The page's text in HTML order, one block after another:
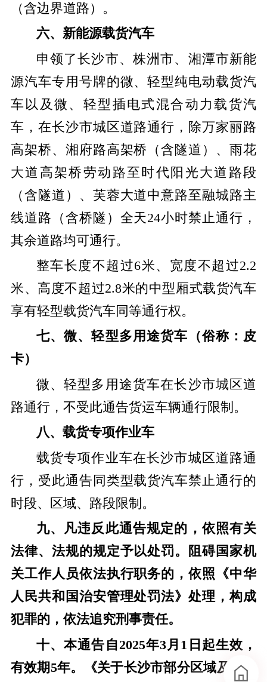
（含边界道路）。
六、新能源载货汽车
申领了长沙市、株洲市、湘潭市新能
源汽车专用号牌的微、轻型纯电动载货汽
车以及微、轻型插电式混合动力载货汽
车，在长沙市城区道路通行，除万家丽路
高架桥、湘府路高架桥（含隧道）、雨花
大道高架桥劳动路至时代阳光大道路段
（含隧道）、芙蓉大道中意路至融城路主
线道路（含桥隧）全天24小时禁止通行，
其余道路均可通行。
整车长度不超过6米、宽度不超过2.2
米、高度不超过2.8米的中型厢式载货汽车
享有轻型载货汽车同等通行权。
七、微、轻型多用途货车（俗称：皮
卡）
微、轻型多用途货车在长沙市城区道
路通行，不受此通告货运车辆通行限制。
八、载货专项作业车
载货专项作业车在长沙市城区道路通
行，受此通告同类型载货汽车禁止通行的
时段、区域、路段限制。
九、凡违反此通告规定的，依照有关
法律、法规的规定予以处罚。阻碍国家机
关工作人员依法执行职务的，依照《中华
人民共和国治安管理处罚法》处理，构成
犯罪的，依法追究刑事责任。
十、本通告自2025年3月1日起生效，
有效期5年。《关于长沙市部分区域及路段